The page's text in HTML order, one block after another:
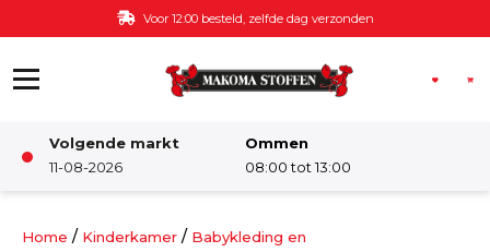
Ga naar de inhoud Voor 12:00 besteld, zelfde dag verzonden
Volgende markt
11-08-2026
Ommen
08:00 tot 13:00
Damesstoffen
Home / Kinderkamer / Babykleding en